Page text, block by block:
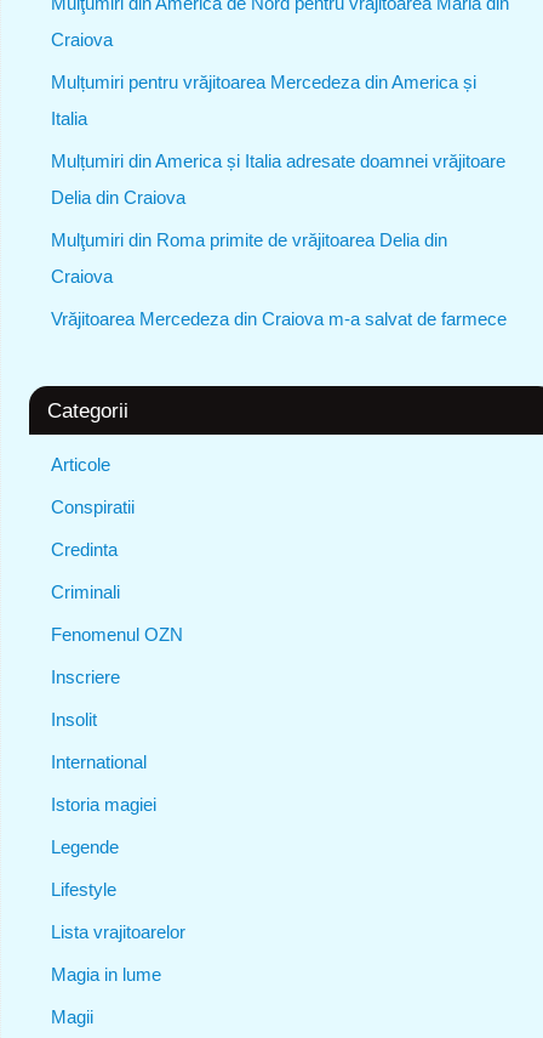
Craiova
Mulțumiri pentru vrăjitoarea Mercedeza din America și
Italia
Mulțumiri din America și Italia adresate doamnei vrăjitoare
Delia din Craiova
Mulţumiri din Roma primite de vrăjitoarea Delia din
Craiova
Vrăjitoarea Mercedeza din Craiova m-a salvat de farmece
Categorii
Articole
Conspiratii
Credinta
Criminali
Fenomenul OZN
Inscriere
Insolit
International
Istoria magiei
Legende
Lifestyle
Lista vrajitoarelor
Magia in lume
Magii